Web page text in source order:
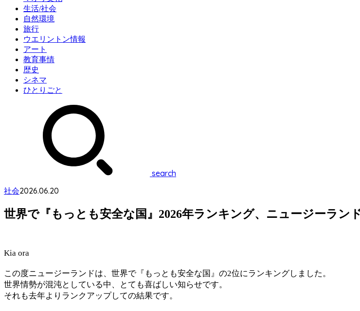
生活/社会
自然環境
旅行
ウエリントン情報
アート
教育事情
歴史
シネマ
ひとりごと
search
社会2026.06.20
世界で『もっとも安全な国』2026年ランキング、ニュージーラン
Kia ora
この度ニュージーランドは、世界で『もっとも安全な国』の2位にランキングしました。
世界情勢が混沌としている中、とても喜ばしい知らせです。
それも去年よりランクアップしての結果です。